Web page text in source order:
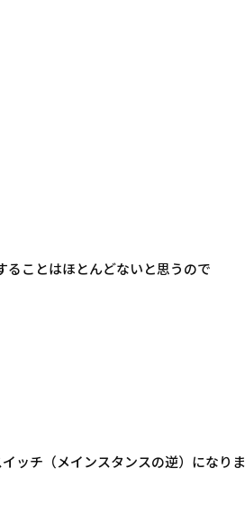
ことはほとんどないと思うので
ッチ（メインスタンスの逆）になりま